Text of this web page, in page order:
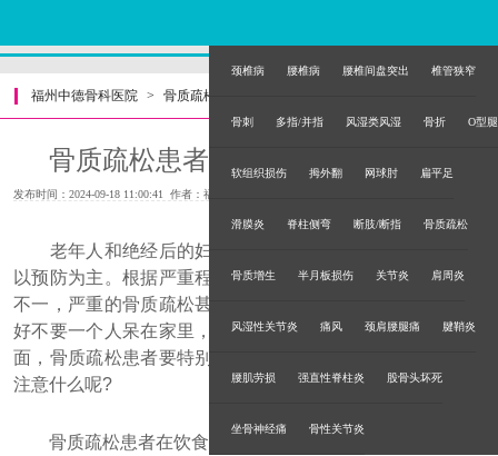
颈椎病 腰椎病 腰椎间盘突出 椎管狭窄
骨刺 多指/并指 风湿类风湿 骨折 O型腿
软组织损伤 拇外翻 网球肘 扁平足
滑膜炎 脊柱侧弯 断肢/断指 骨质疏松
骨质增生 半月板损伤 关节炎 肩周炎
风湿性关节炎 痛风 颈肩腰腿痛 腱鞘炎
腰肌劳损 强直性脊柱炎 股骨头坏死
坐骨神经痛 骨性关节炎
福州中德骨科医院 > 骨质疏松
骨质疏松患者在饮食上要注意什么
发布时间：2024-09-18 11:00:41 作者：福州中德骨科医院
老年人和绝经后的妇女是骨质疏松症的高发人群，此病
以预防为主。根据严重程度的不同，骨质疏松的症状也表现
不一，严重的骨质疏松甚至会有生命危险，所以老年朋友较
好不要一个人呆在家里，有人作伴是比较安全的。在饮食方
面，骨质疏松患者要特别注意，那么骨质疏松患者的饮食要
注意什么呢?
骨质疏松患者在饮食上要注意什么